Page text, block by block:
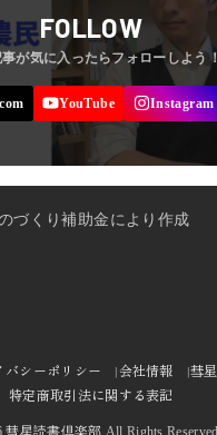
FOLLOW
づくり補助金により作成
バシーポリシー 会社情報
彗
特定商取引法に関する表記
彗星読書倶楽部 All Rights Reserved.